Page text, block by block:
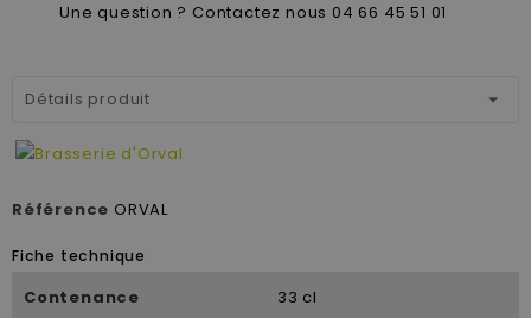
Une question ? Contactez nous 04 66 45 51 01
Détails produit
Référence ORVAL
Fiche technique
Contenance 33 cl